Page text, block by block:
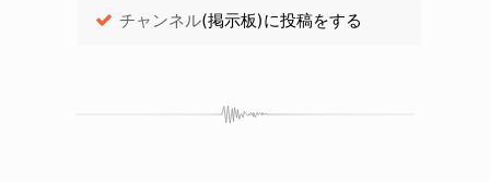
チャンネル(掲示板)に投稿をする